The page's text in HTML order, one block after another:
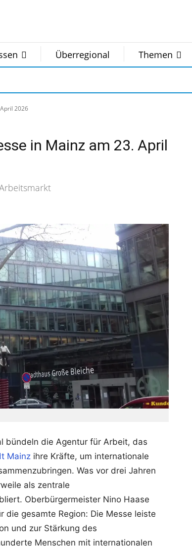
Überregional Themen
2026
in Mainz am 23. April
bündeln die Agentur für Arbeit, das
Mainz ihre Kräfte, um internationale
Was vor drei Jahren
als zentrale
Oberbürgermeister Nino Haase
gesamte Region: Die Messe leiste
und zur Stärkung des
Menschen mit internationalen